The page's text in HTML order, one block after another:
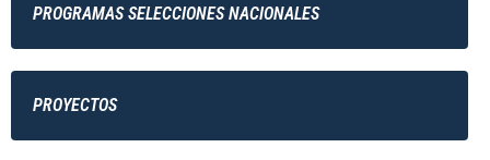
PROGRAMAS SELECCIONES NACIONALES
PROYECTOS